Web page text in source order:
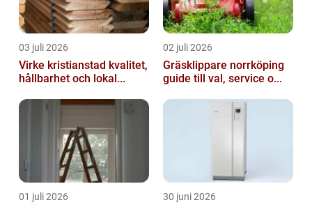
03 juli 2026
Virke kristianstad kvalitet,
hållbarhet och lokal...
02 juli 2026
Gräsklippare norrköping
guide till val, service o...
01 juli 2026 30 juni 2026